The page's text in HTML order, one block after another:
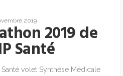
2019
2019 de
Santé
Santé volet Synthèse Médicale